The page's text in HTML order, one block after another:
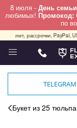
8 июля - День
любимых! Промокод:
по
рассрочки, PayPal,
Телефон
+7 (495) 982-
TELEGRAM
Букет из 25